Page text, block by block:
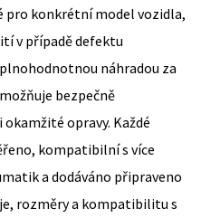
pro konkrétní model vozidla,
v případě defektu
náhradou za
bezpečně
opravy. Každé
kompatibilní s více
a dodáváno připraveno
rozměry a kompatibilitu s